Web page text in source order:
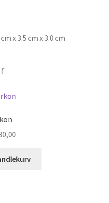
x 3.5 cm x 3.0 cm